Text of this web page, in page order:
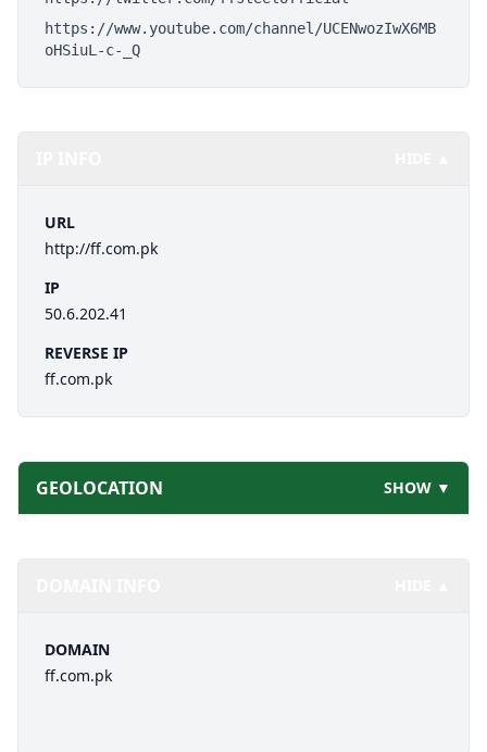
https://www.youtube.com/channel/UCENwozIwX6MB
oHSiuL-c-_Q
URL
http://ff.com.pk
IP
50.6.202.41
REVERSE IP
ff.com.pk
GEOLOCATION SHOW ▼
DOMAIN
ff.com.pk